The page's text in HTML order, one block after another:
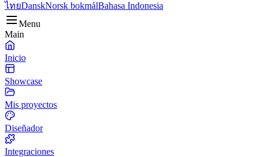
ไทยDanskNorsk bokmålBahasa Indonesia
Menu
Main
Inicio
Showcase
Mis proyectos
Diseñador
Integraciones